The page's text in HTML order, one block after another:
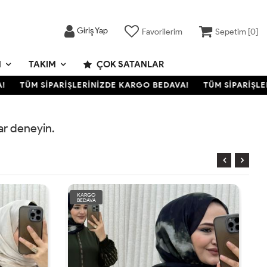
Giriş Yap Favorilerim Sepetim [0]
TAKIM ÇOK SATANLAR
TÜM SİPARİŞLERİNİZDE KARGO BEDAVA! TÜM
deneyin.
KARGO
BEDAVA